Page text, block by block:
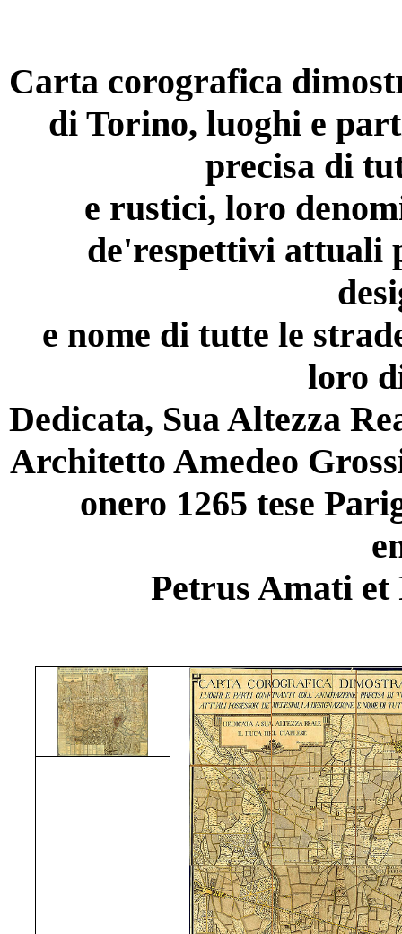
Carta corografica
di Torino, luoghi e
precisa di
e rustici, loro
de'respettivi attuali
e nome di tutte le
loro
Dedicata, Sua Altezza
Architetto Amedeo
onero 1265 tese
Petrus Amati